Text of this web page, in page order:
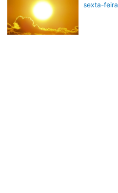
sexta-feira